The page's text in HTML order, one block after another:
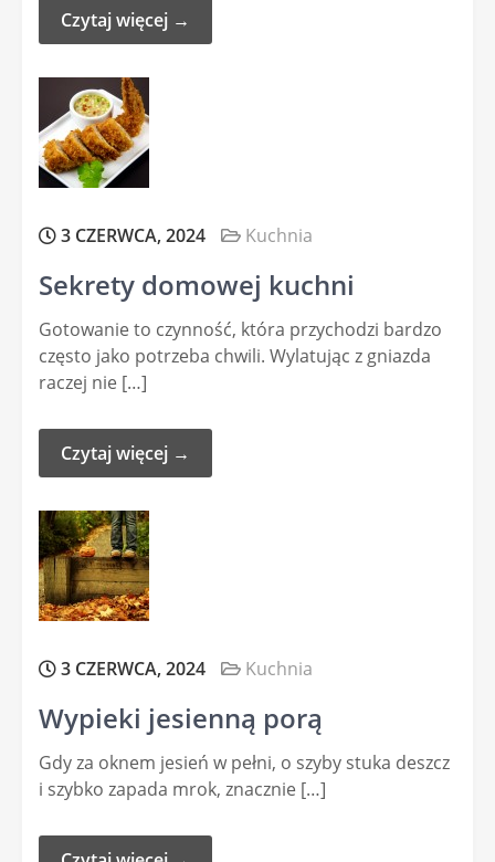
Czytaj więcej →
3 CZERWCA, 2024 Kuchnia
Sekrety domowej kuchni
Gotowanie to czynność, która przychodzi bardzo
często jako potrzeba chwili. Wylatując z gniazda
raczej nie […]
Czytaj więcej →
3 CZERWCA, 2024 Kuchnia
Wypieki jesienną porą
Gdy za oknem jesień w pełni, o szyby stuka deszcz
i szybko zapada mrok, znacznie […]